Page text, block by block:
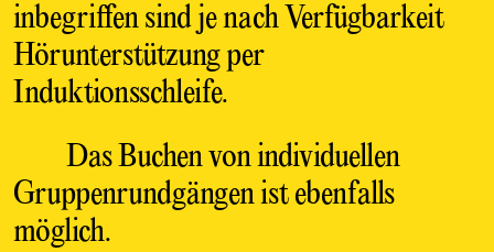
inbegriffen sind je nach Verfügbarkeit
Hörunterstützung per
Induktionsschleife.
Das Buchen von individuellen
Gruppenrundgängen ist ebenfalls
möglich.